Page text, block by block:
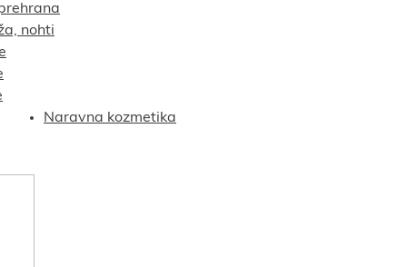
nohti
Naravna kozmetika